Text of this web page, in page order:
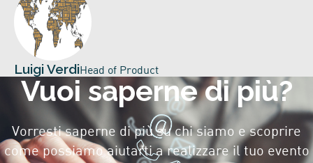
Luigi VerdiHead of Product
Vuoi saperne di più?
Vorresti saperne di più su chi siamo e scoprire
come possiamo aiutarti a realizzare il tuo evento